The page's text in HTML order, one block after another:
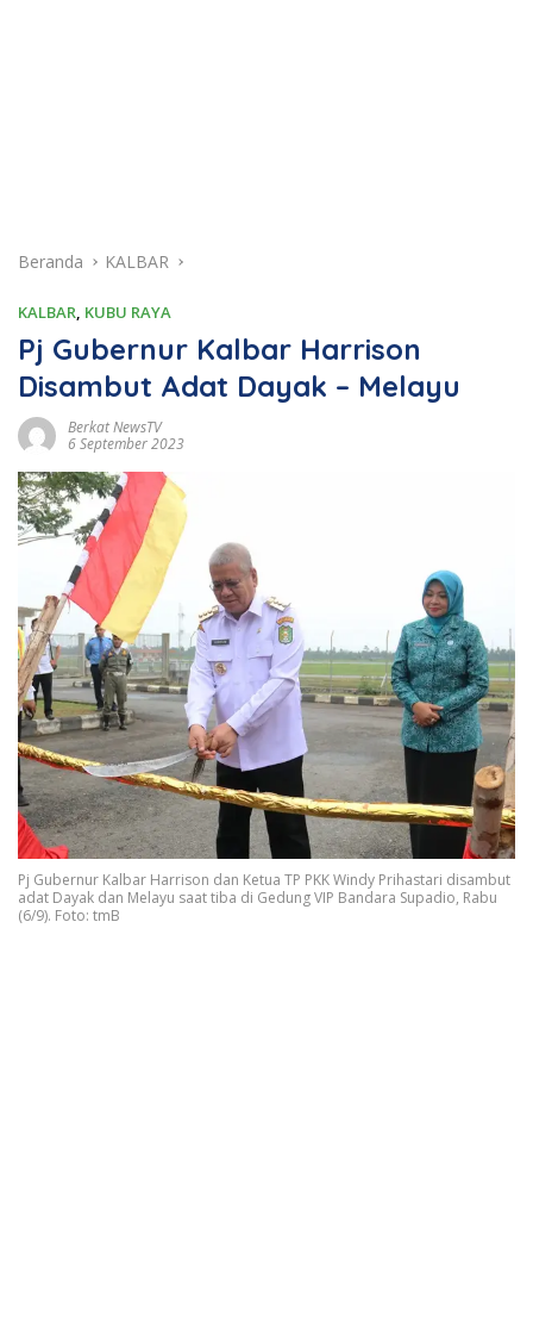
Beranda KALBAR
KALBAR, KUBU RAYA
Pj Gubernur Kalbar Harrison
Disambut Adat Dayak – Melayu
Berkat NewsTV
6 September 2023
Pj Gubernur Kalbar Harrison dan Ketua TP PKK Windy Prihastari disambut
adat Dayak dan Melayu saat tiba di Gedung VIP Bandara Supadio, Rabu
(6/9). Foto: tmB